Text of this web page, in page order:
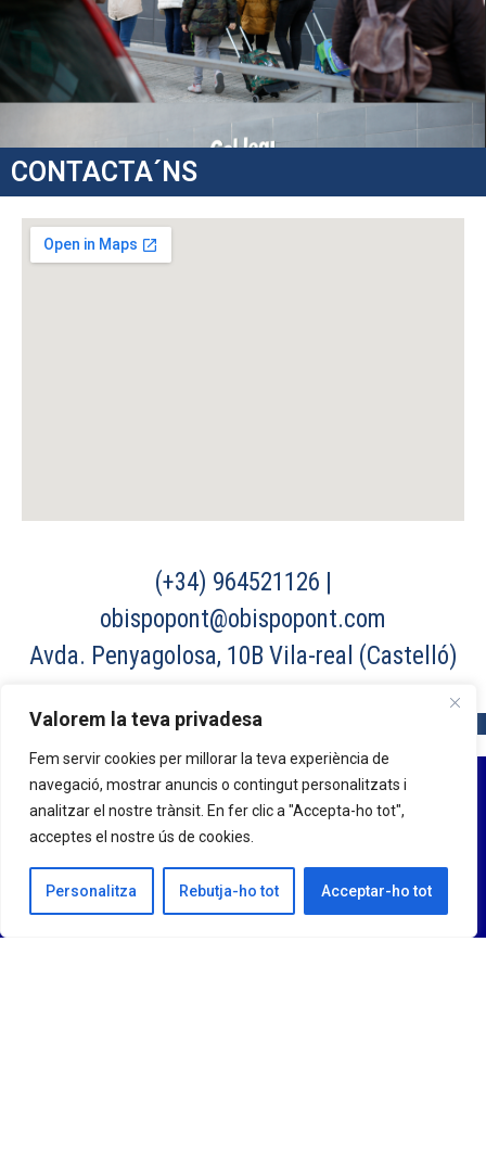
Valorem la teva privadesa
Fem servir cookies per millorar la teva experiència de
navegació, mostrar anuncis o contingut personalitzats i
analitzar el nostre trànsit. En fer clic a "Accepta-ho tot",
acceptes el nostre ús de cookies.
Personalitza Rebutja-ho tot Acceptar-ho tot
CONTACTA´NS
(+34) 964521126 |
obispopont@obispopont.com
Avda. Penyagolosa, 10B Vila-real (Castelló)